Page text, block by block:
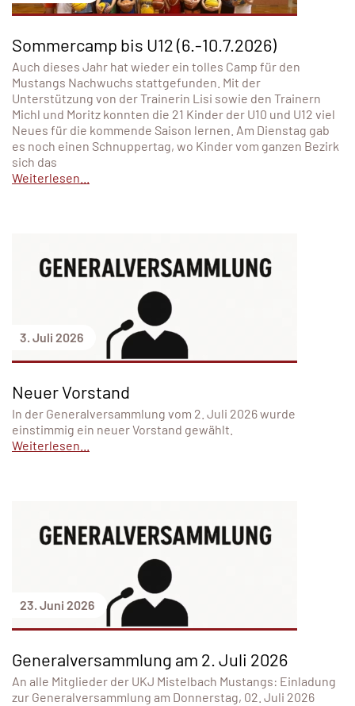
Sommercamp bis U12 (6.-10.7.2026)
Auch dieses Jahr hat wieder ein tolles Camp für den
Mustangs Nachwuchs stattgefunden. Mit der
Unterstützung von der Trainerin Lisi sowie den Trainern
Michl und Moritz konnten die 21 Kinder der U10 und U12 viel
Neues für die kommende Saison lernen. Am Dienstag gab
es noch einen Schnuppertag, wo Kinder vom ganzen Bezirk
sich das
Weiterlesen...
3. Juli 2026
Neuer Vorstand
In der Generalversammlung vom 2. Juli 2026 wurde
einstimmig ein neuer Vorstand gewählt.
Weiterlesen...
23. Juni 2026
Generalversammlung am 2. Juli 2026
An alle Mitglieder der UKJ Mistelbach Mustangs: Einladung
zur Generalversammlung am Donnerstag, 02. Juli 2026